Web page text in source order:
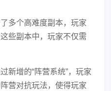
多个高难度副本，玩家
些副本中，玩家不仅需
新增的“阵营系统”，玩家
营对抗玩法，使得玩家